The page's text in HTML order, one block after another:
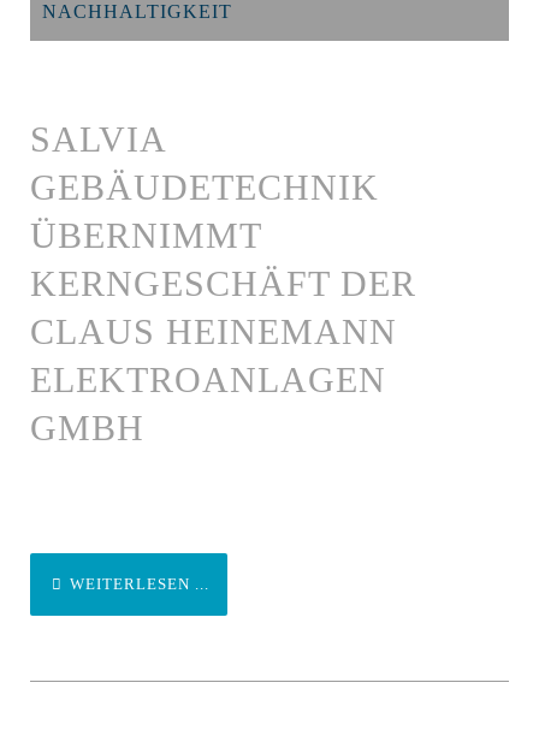
NACHHALTIGKEIT
SALVIA
GEBÄUDETECHNIK
ÜBERNIMMT
KERNGESCHÄFT DER
CLAUS HEINEMANN
ELEKTROANLAGEN
GMBH
WEITERLESEN ...